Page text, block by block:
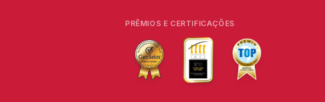
PRÊMIOS E CERTIFICAÇÕES